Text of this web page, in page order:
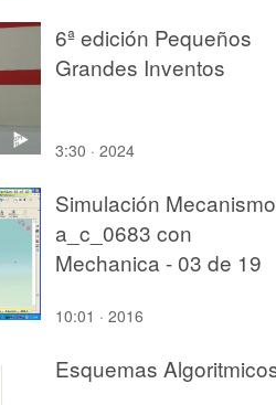
6ª edición Pequeños
Grandes Inventos
3:30 · 2024
Simulación Mecanismo
a_c_0683 con
Mechanica - 03 de 19
10:01 · 2016
Esquemas